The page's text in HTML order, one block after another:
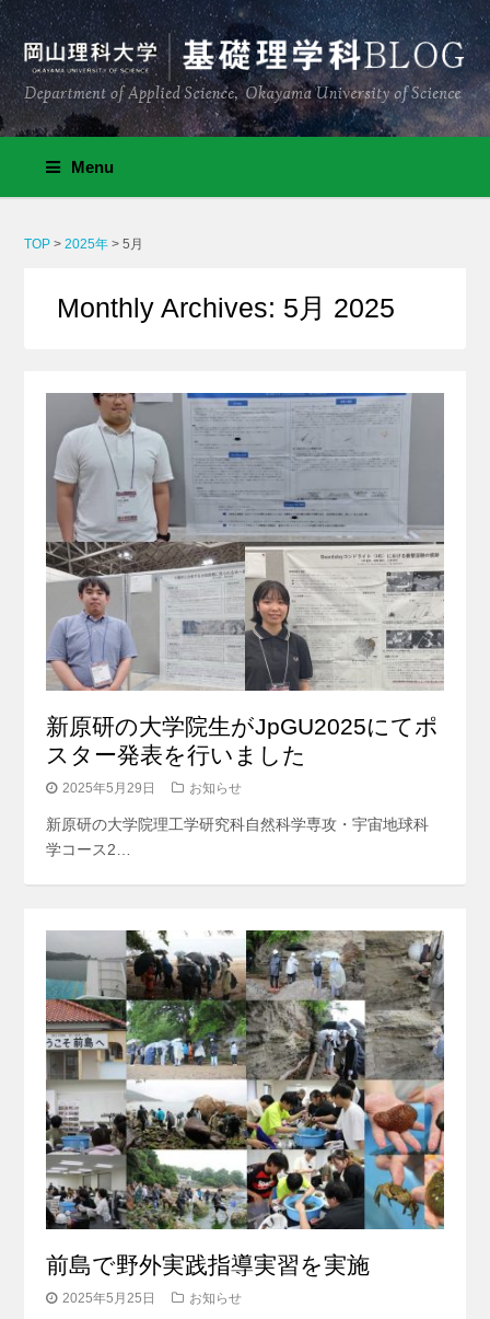
Menu
TOP >2025年 >5月
Monthly Archives: 5月 2025
新原研の大学院生がJpGU2025にてポ
スター発表を行いました
2025年5月29日 お知らせ
新原研の大学院理工学研究科自然科学専攻・宇宙地球科
学コース2…
前島で野外実践指導実習を実施
2025年5月25日 お知らせ